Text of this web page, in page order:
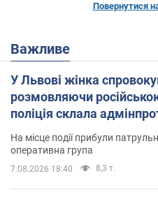
Повернутися
Важливе
У Львові жінка
розмовляючи
поліція склала
На місце події прибули
оперативна група
7.08.2026 18:40 8,3 т.